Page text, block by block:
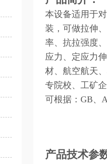
本设备适用于
装，可做拉伸
率、抗拉强度
应力、定应力
材、航空航天
专院校、工矿
可根据：GB、
产品技术参